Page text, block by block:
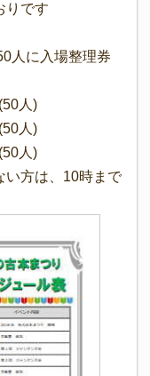
りです
人に入場整理券
人)
人)
人)
方は、10時まで